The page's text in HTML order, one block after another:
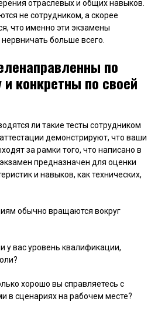
отраслевых и общих навыков.
не сотрудником, а скорее
что именно эти экзамены
больше всего.
по
конкретны по своей
ли такие тесты сотрудником
демонстрируют, что ваши
за рамки того, что написано в
предназначен для оценки
и навыков, как технических,
обычно вращаются вокруг
у вас уровень квалификации,
хорошо вы справляетесь с
в сценариях на рабочем месте?